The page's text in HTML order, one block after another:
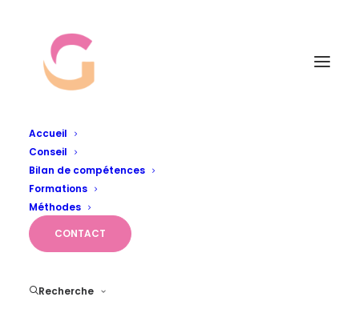
Accueil
Conseil
Bilan de compétences
Formations
Méthodes
CONTACT
Recherche
LeanOffice_GestConseil©jason-
goodman-unsplash
LeanOffice_GestConseil©jason-goodman-unsplash